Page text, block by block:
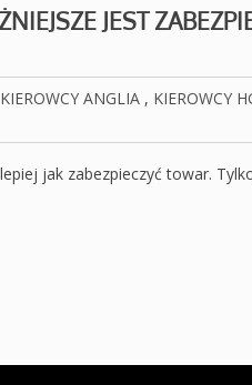
JEST
KIEROWCY ANGLIA , KIEROWCY
jak zabezpieczyć towar.